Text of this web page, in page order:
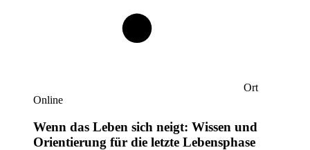
Ort
Online
Wenn das Leben sich neigt: Wissen und
Orientierung für die letzte Lebensphase